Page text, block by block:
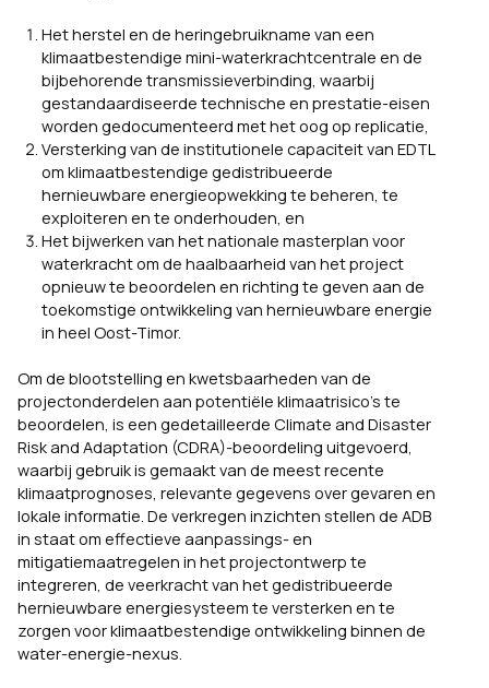
Het herstel en de heringebruikname van een
klimaatbestendige mini-waterkrachtcentrale en de
bijbehorende transmissieverbinding, waarbij
gestandaardiseerde technische en prestatie-eisen
worden gedocumenteerd met het oog op replicatie,
Versterking van de institutionele capaciteit van EDTL
om klimaatbestendige gedistribueerde
hernieuwbare energieopwekking te beheren, te
exploiteren en te onderhouden, en
Het bijwerken van het nationale masterplan voor
waterkracht om de haalbaarheid van het project
opnieuw te beoordelen en richting te geven aan de
toekomstige ontwikkeling van hernieuwbare energie
in heel Oost-Timor.
Om de blootstelling en kwetsbaarheden van de
projectonderdelen aan potentiële klimaatrisico’s te
beoordelen, is een gedetailleerde Climate and Disaster
Risk and Adaptation (CDRA)-beoordeling uitgevoerd,
waarbij gebruik is gemaakt van de meest recente
klimaatprognoses, relevante gegevens over gevaren en
lokale informatie. De verkregen inzichten stellen de ADB
in staat om effectieve aanpassings- en
mitigatiemaatregelen in het projectontwerp te
integreren, de veerkracht van het gedistribueerde
hernieuwbare energiesysteem te versterken en te
zorgen voor klimaatbestendige ontwikkeling binnen de
water-energie-nexus.